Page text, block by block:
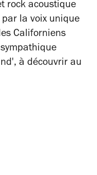
rock acoustique
la voix unique
Californiens
à découvrir au